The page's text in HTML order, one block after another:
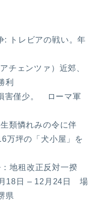
: トレビアの戦い。年
チェンツァ）近郊、
利
僅少。 ローマ軍
類憐れみの令に伴
万坪の「犬小屋」を
：地租改正反対一揆
18日 – 12月24日 場
県